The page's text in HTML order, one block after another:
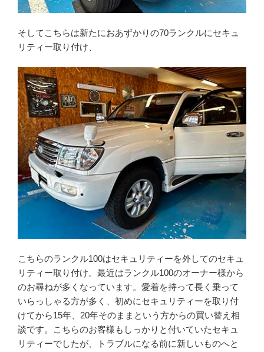
そしてこちらは新たにおあずかりの70ランクルにセキュ
リティー取り付け、
こちらのランクル100はセキュリティーを外してのセキュ
リティー取り付け。最近はランクル100のオーナー様から
のお尋ねが多くなっています。愛着を持って長く乗って
いらっしゃる方が多く、初めにセキュリティーを取り付
けてから15年、20年そのままという方からの買い替え相
談です。こちらのお客様もしっかりと付いていたセキュ
リティーでしたが、トラブルになる前に新しいものへと